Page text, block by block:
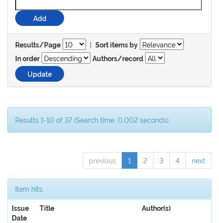
Results/Page | Sort items by
In order
Authors/record
Results 1-10 of 37 (Search time: 0.002 seconds).
previous 1 2 3 4 next
Item hits:
Issue
Date
Title Author(s)